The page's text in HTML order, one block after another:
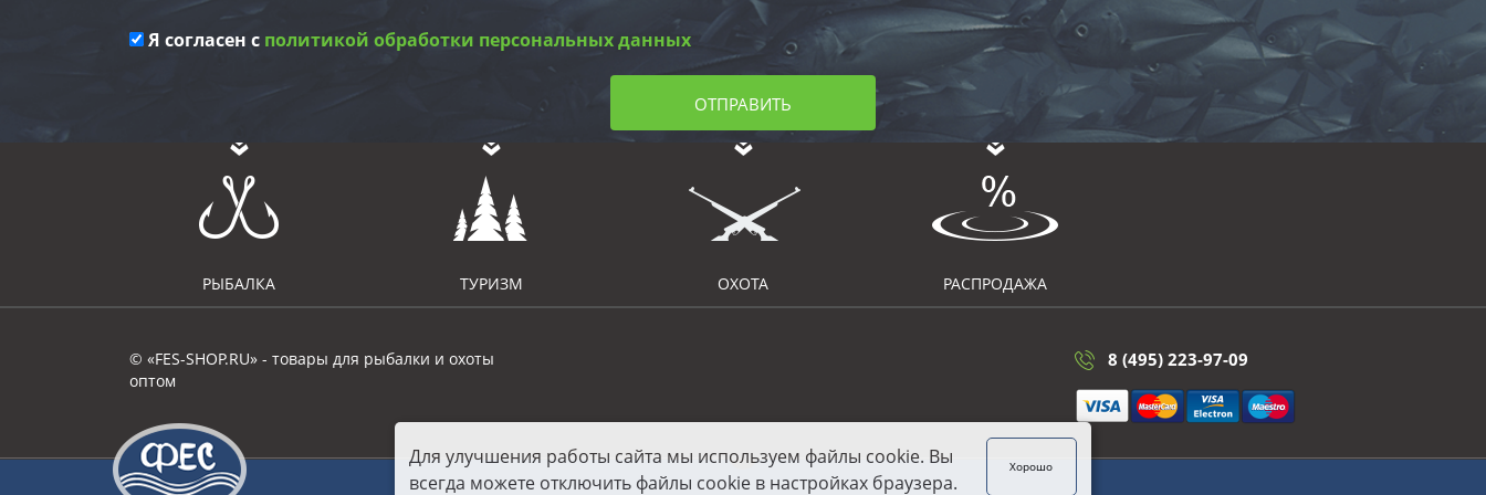
Я согласен с политикой обработки персональных данных
ОТПРАВИТЬ
РЫБАЛКА ТУРИЗМ ОХОТА РАСПРОДАЖА
© «FES-SHOP.RU» - товары для рыбалки и охоты
оптом
8 (495) 223-97-09
Для улучшения работы сайта мы используем файлы cookie. Вы
всегда можете отключить файлы cookie в настройках браузера.
Хорошо